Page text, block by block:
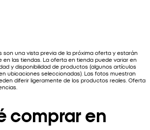
son una vista previa de la próxima oferta y estarán
en las tiendas. La oferta en tienda puede variar en
y disponibilidad de productos (algunos artículos
ubicaciones seleccionadas). Las fotos muestran
diferir ligeramente de los productos reales. Oferta
comprar en